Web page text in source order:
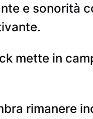
e sonorità
mette in
rimanere